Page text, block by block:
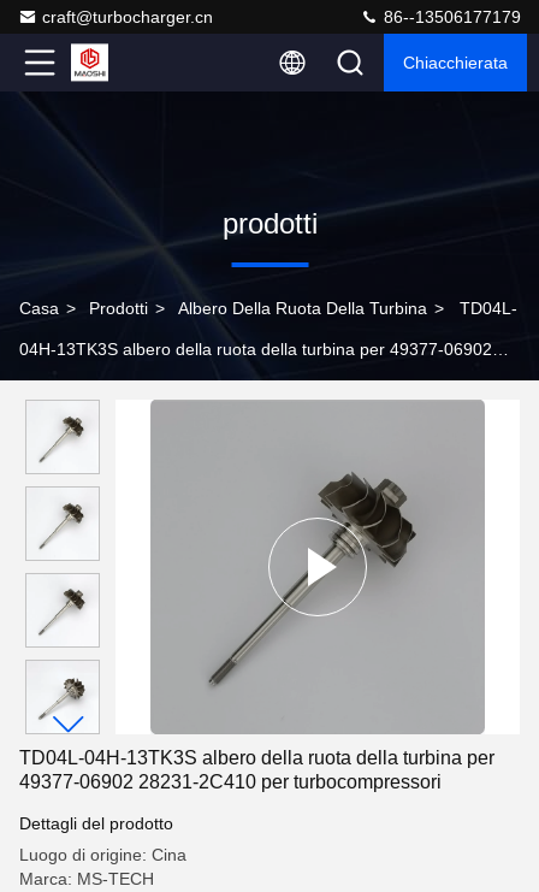
craft@turbocharger.cn 86--13506177179
Chiacchierata
prodotti
Casa > Prodotti > Albero Della Ruota Della Turbina > TD04L-
04H-13TK3S albero della ruota della turbina per 49377-06902
TD04L-04H-13TK3S albero della ruota della turbina per
49377-06902 28231-2C410 per turbocompressori
Dettagli del prodotto
Luogo di origine: Cina
Marca: MS-TECH